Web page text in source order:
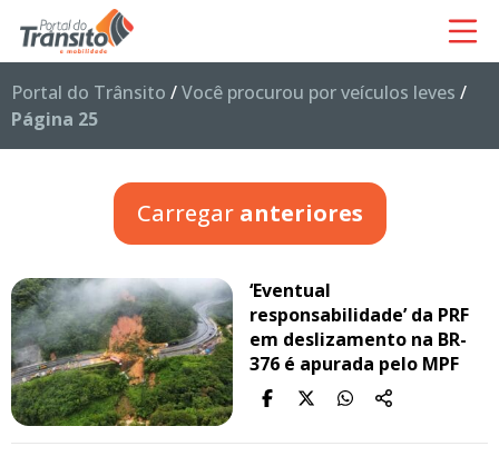
Portal do Trânsito /Você procurou por veículos leves /
Página 25
Carregar anteriores
‘Eventual
responsabilidade’ da PRF
em deslizamento na BR-
376 é apurada pelo MPF